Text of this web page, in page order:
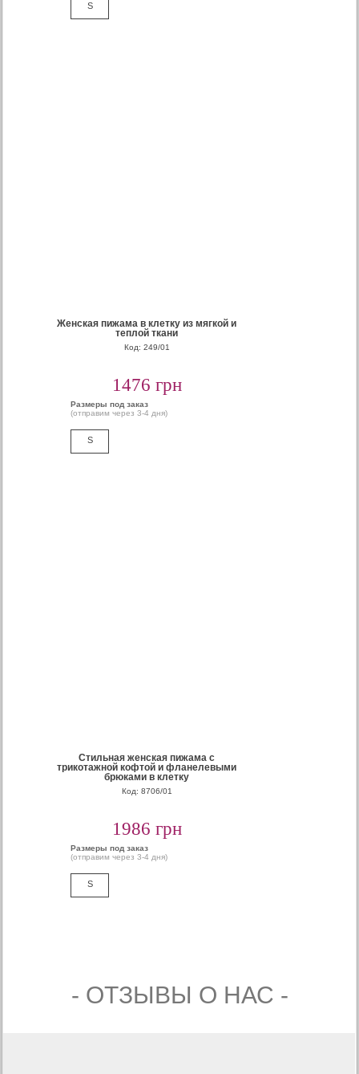
S
Женская пижама в клетку из мягкой и
теплой ткани
Код: 249/01
1476 грн
Размеры под заказ
(отправим через 3-4 дня)
S
Стильная женская пижама с
трикотажной кофтой и фланелевыми
брюками в клетку
Код: 8706/01
1986 грн
Размеры под заказ
(отправим через 3-4 дня)
S
- ОТЗЫВЫ О НАС -